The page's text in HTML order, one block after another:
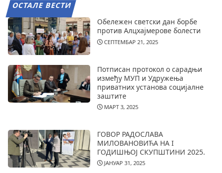
ОСТАЛЕ ВЕСТИ
Обележен светски дан борбе
против Алцхајмерове болести
СЕПТЕМБАР 21, 2025
Потписан протокол о сарадњи
између МУП и Удружења
приватних установа социјалне
заштите
МАРТ 3, 2025
ГОВОР РАДОСЛАВА
МИЛОВАНОВИЋА НА I
ГОДИШЊОЈ СКУПШТИНИ 2025.
ЈАНУАР 31, 2025